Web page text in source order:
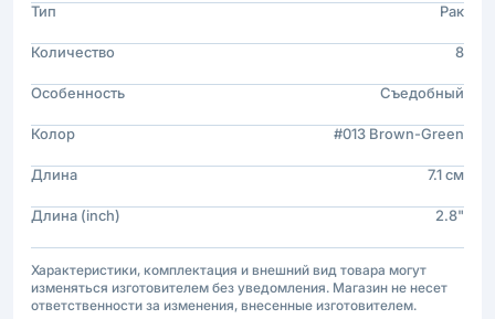
Тип Рак
Количество 8
Особенность Съедобный
Колор #013 Brown-Green
Длина 7.1 см
Длина (inch) 2.8"
Характеристики, комплектация и внешний вид товара могут
изменяться изготовителем без уведомления. Магазин не несет
ответственности за изменения, внесенные изготовителем.